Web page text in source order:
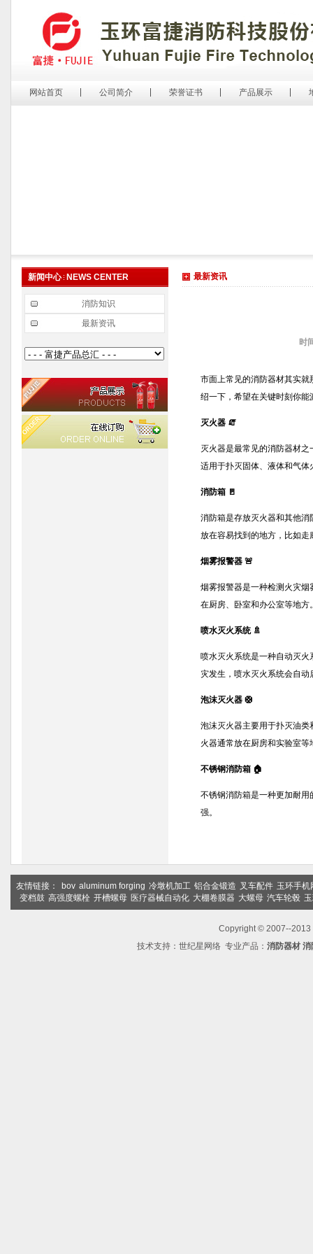
网站首页 公司简介 荣誉证书 产品展示
新闻中心 NEWS CENTER
消防知识
最新资讯
最新资讯
时
市面上常见的消防器材其实
绍一下，希望在关键时刻你能
灭火器 🧯
灭火器是最常见的消防器材
适用于扑灭固体、液体和气
消防箱 🚪
消防箱是存放灭火器和其他
放在容易找到的地方，比如走
烟雾报警器 🚨
烟雾报警器是一种检测火灾
在厨房、卧室和办公室等地方
喷水灭火系统 🚿
喷水灭火系统是一种自动灭
灾发生，喷水灭火系统会自
泡沫灭火器 🛟
泡沫灭火器主要用于扑灭油
火器通常放在厨房和实验室等
不锈钢消防箱 🏠
不锈钢消防箱是一种更加耐
强。
友情链接： bov aluminum forging 冷墩机加工 铝合金锻造 叉车配件 玉环手机
变档鼓 高强度螺栓 开槽螺母 医疗器械自动化 大棚卷膜器 大螺母 汽车轮毂
Copyright © 2007--2013
技术支持： 世纪星网络专业产品： 消防器材 消